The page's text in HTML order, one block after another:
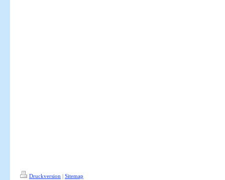
Druckversion | Sitemap